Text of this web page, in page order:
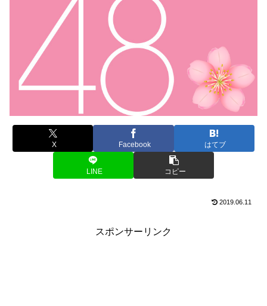
X Facebook はてブ
LINE コピー
2019.06.11
スポンサーリンク